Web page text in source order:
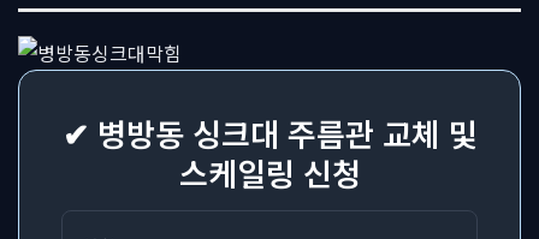
✔ 병방동 싱크대 주름관 교체 및
스케일링 신청